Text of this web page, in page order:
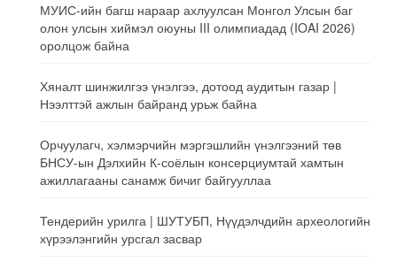
МУИС-ийн багш нараар ахлуулсан Монгол Улсын баг
олон улсын хиймэл оюуны III олимпиадад (IOAI 2026)
оролцож байна
Хяналт шинжилгээ үнэлгээ, дотоод аудитын газар |
Нээлттэй ажлын байранд урьж байна
Орчуулагч, хэлмэрчийн мэргэшлийн үнэлгээний төв
БНСУ-ын Дэлхийн К-соёлын консерциумтай хамтын
ажиллагааны санамж бичиг байгууллаа
Тендерийн урилга | ШУТУБП, Нүүдэлчдийн археологийн
хүрээлэнгийн урсгал засвар